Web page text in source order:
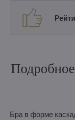
Бра в форме